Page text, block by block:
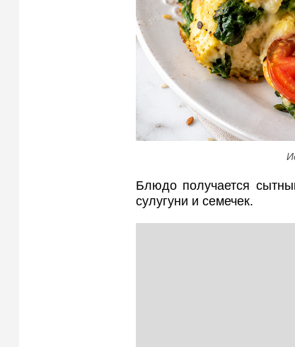
Блюдо получается
сулугуни и семечек.